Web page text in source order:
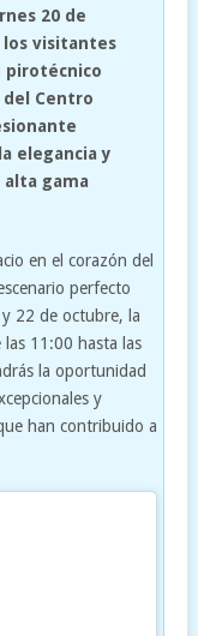
20 de
los visitantes
pirotécnico
del Centro
elegancia y
gama
en el corazón del
perfecto
22 de octubre, la
11:00 hasta las
la oportunidad
y
han contribuido a